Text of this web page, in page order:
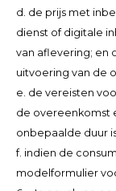
d. de prijs met
dienst of digitale
van aflevering; en
uitvoering van de
e. de vereisten
de overeenkomst
onbepaalde duur
f. indien de
modelformulier